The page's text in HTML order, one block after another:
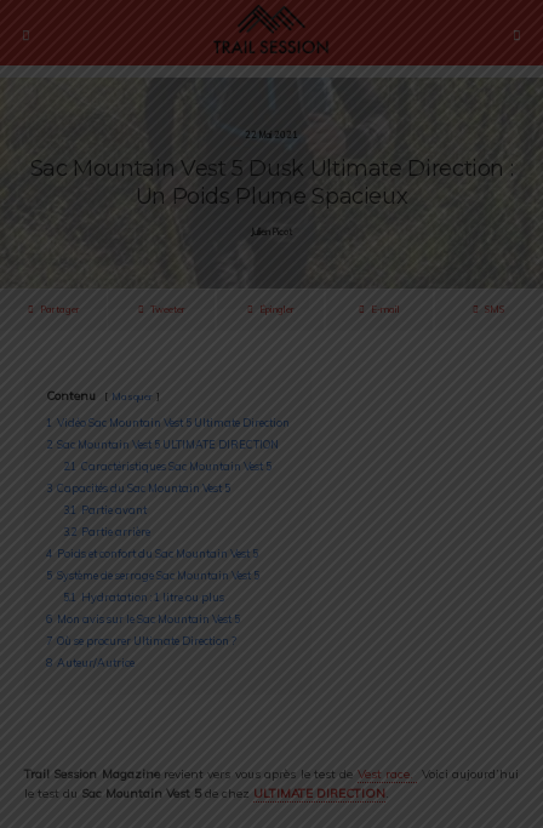
22 Mai 2021
Sac Mountain Vest 5 Dusk Ultimate Direction :
Un Poids Plume Spacieux
Julien Picot
Partager Tweeter Épingler E-mail SMS
Contenu Masquer
1 Vidéo Sac Mountain Vest 5 Ultimate Direction
2 Sac Mountain Vest 5 ULTIMATE DIRECTION
2.1 Caractéristiques Sac Mountain Vest 5
3 Capacités du Sac Mountain Vest 5
3.1
Partie avant
3.2 Partie arrière
4 Poids et confort du Sac Mountain Vest 5
5 Système de serrage Sac Mountain Vest 5
5.1
Hydratation : 1 litre ou plus
6 Mon avis sur le Sac Mountain Vest 5
7 Où se procurer Ultimate Direction ?
8 Auteur/Autrice
Trail Session Magazinerevient vers vous après le test de Vest race.
Voici aujourd’hui
le test du Sac Mountain Vest 5 de chez ULTIMATE DIRECTION.